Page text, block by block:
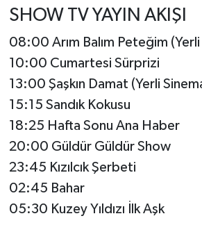
SHOW TV YAYIN AKIŞI
08:00 Arım Balım Peteğim (Yerli
10:00 Cumartesi Sürprizi
13:00 Şaşkın Damat (Yerli
15:15 Sandık Kokusu
18:25 Hafta Sonu Ana Haber
20:00 Güldür Güldür Show
23:45 Kızılcık Şerbeti
02:45 Bahar
05:30 Kuzey Yıldızı İlk Aşk